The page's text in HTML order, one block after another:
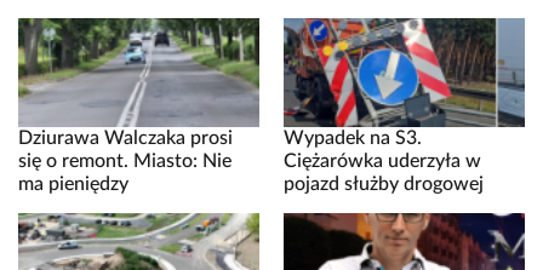
Dziurawa Walczaka prosi
się o remont. Miasto: Nie
ma pieniędzy
Wypadek na S3.
Ciężarówka uderzyła w
pojazd służby drogowej